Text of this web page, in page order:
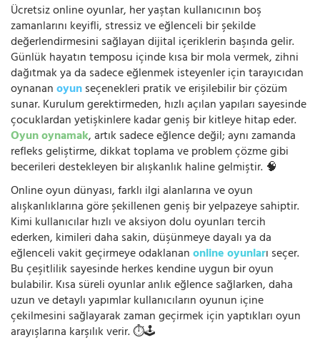
Ücretsiz online oyunlar, her yaştan kullanıcının boş
zamanlarını keyifli, stressiz ve eğlenceli bir şekilde
değerlendirmesini sağlayan dijital içeriklerin başında gelir.
Günlük hayatın temposu içinde kısa bir mola vermek, zihni
dağıtmak ya da sadece eğlenmek isteyenler için tarayıcıdan
oynananoyunseçenekleri pratik ve erişilebilir bir çözüm
sunar. Kurulum gerektirmeden, hızlı açılan yapıları sayesinde
çocuklardan yetişkinlere kadar geniş bir kitleye hitap eder.
Oyun oynamak, artık sadece eğlence değil; aynı zamanda
refleks geliştirme, dikkat toplama ve problem çözme gibi
becerileri destekleyen bir alışkanlık haline gelmiştir. 🧠
Online oyun dünyası, farklı ilgi alanlarına ve oyun
alışkanlıklarına göre şekillenen geniş bir yelpazeye sahiptir.
Kimi kullanıcılar hızlı ve aksiyon dolu oyunları tercih
ederken, kimileri daha sakin, düşünmeye dayalı ya da
eğlenceli vakit geçirmeye odaklananonline oyunları seçer.
Bu çeşitlilik sayesinde herkes kendine uygun bir oyun
bulabilir. Kısa süreli oyunlar anlık eğlence sağlarken, daha
uzun ve detaylı yapımlar kullanıcıların oyunun içine
çekilmesini sağlayarak zaman geçirmek için yaptıkları oyun
arayışlarına karşılık verir. ⏱️🕹️